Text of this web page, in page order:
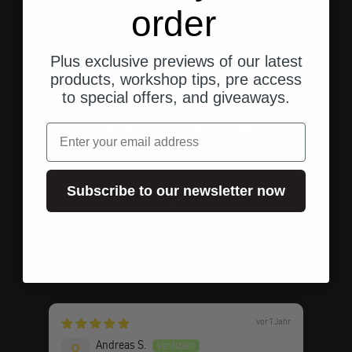
Gehe zu Element 1
Gehe zu Element 2
Gehe zu Element 3
vor 1 Jahr
Andreas S.
order
Plus exclusive previews of our latest
products, workshop tips, pre access
to special offers, and giveaways.
Email
Subscribe to our newsletter now